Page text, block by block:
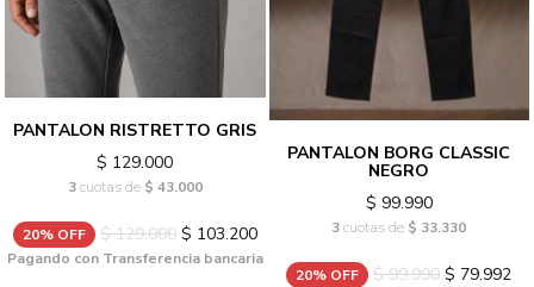
PANTALON RISTRETTO GRIS
$ 129.000
3cuotas de $ 43.000
20% OFF $ 129.000$ 103.200
Pagando con Transferencia bancaria
PANTALON BORG CLASSIC
NEGRO
$ 99.990
3cuotas de $ 33.330
20% OFF $ 99.990 $ 79.992